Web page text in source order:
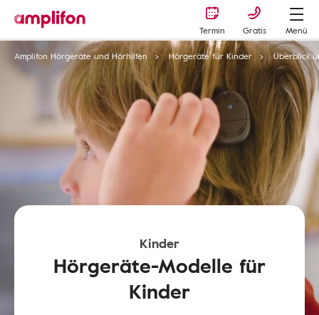
Termin Gratis
Menü
Amplifon Hörgeräte und Hörhilfen
Hörgeräte für Kinder Überblick
Kinder
Hörgeräte-Modelle für
Kinder